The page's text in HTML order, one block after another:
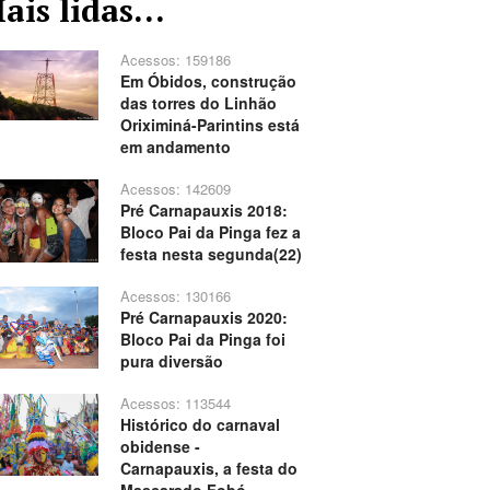
lidas...
Acessos: 159186
Em Óbidos, construção
das torres do Linhão
Oriximiná-Parintins está
em andamento
Acessos: 142609
Pré Carnapauxis 2018:
Bloco Pai da Pinga fez a
festa nesta segunda(22)
Acessos: 130166
Pré Carnapauxis 2020:
Bloco Pai da Pinga foi
pura diversão
Acessos: 113544
Histórico do carnaval
obidense -
Carnapauxis, a festa do